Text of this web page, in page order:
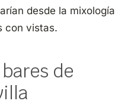
desde la mixología
con vistas.
de